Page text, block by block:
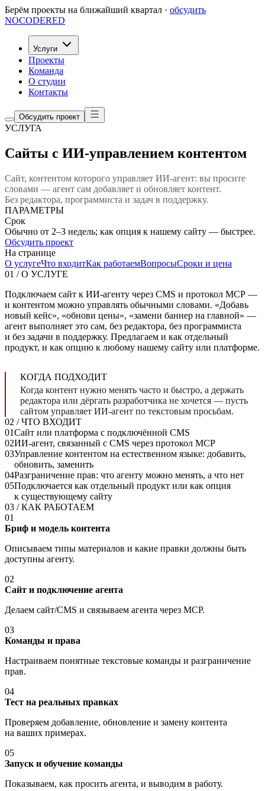
Берём проекты на ближайший квартал · обсудить
NOCODERED
Услуги
Проекты
Команда
О студии
Контакты
Обсудить проект
УСЛУГА
Сайты с ИИ-управлением контентом
Сайт, контентом которого управляет ИИ-агент: вы просите
словами — агент сам добавляет и обновляет контент.
Без редактора, программиста и задач в поддержку.
ПАРАМЕТРЫ
Срок
Обычно от 2–3 недель; как опция к нашему сайту — быстрее.
Обсудить проект
На странице
О услугеЧто входитКак работаемВопросыСроки и цена
01 / О УСЛУГЕ
Подключаем сайт к ИИ-агенту через CMS и протокол MCP —
и контентом можно управлять обычными словами. «Добавь
новый кейс», «обнови цены», «замени баннер на главной» —
агент выполняет это сам, без редактора, без программиста
и без задачи в поддержку. Предлагаем и как отдельный
продукт, и как опцию к любому нашему сайту или платформе.
КОГДА ПОДХОДИТ
Когда контент нужно менять часто и быстро, а держать
редактора или дёргать разработчика не хочется — пусть
сайтом управляет ИИ-агент по текстовым просьбам.
02 / ЧТО ВХОДИТ
01Сайт или платформа с подключённой CMS
02ИИ-агент, связанный с CMS через протокол MCP
03Управление контентом на естественном языке: добавить,
обновить, заменить
04Разграничение прав: что агенту можно менять, а что нет
05Подключается как отдельный продукт или как опция
к существующему сайту
03 / КАК РАБОТАЕМ
01
Бриф и модель контента
Описываем типы материалов и какие правки должны быть
доступны агенту.
02
Сайт и подключение агента
Делаем сайт/CMS и связываем агента через MCP.
03
Команды и права
Настраиваем понятные текстовые команды и разграничение
прав.
04
Тест на реальных правках
Проверяем добавление, обновление и замену контента
на ваших примерах.
05
Запуск и обучение команды
Показываем, как просить агента, и выводим в работу.